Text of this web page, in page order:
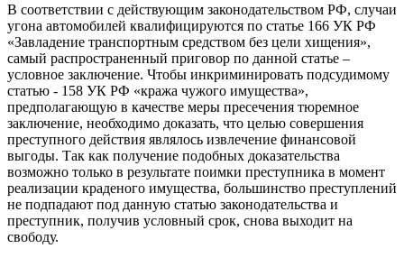
В соответствии с действующим законодательством РФ, случаи
угона автомобилей квалифицируются по статье 166 УК РФ
«Завладение транспортным средством без цели хищения»,
самый распространенный приговор по данной статье –
условное заключение. Чтобы инкриминировать подсудимому
статью - 158 УК РФ «кража чужого имущества»,
предполагающую в качестве меры пресечения тюремное
заключение, необходимо доказать, что целью совершения
преступного действия являлось извлечение финансовой
выгоды. Так как получение подобных доказательства
возможно только в результате поимки преступника в момент
реализации краденого имущества, большинство преступлений
не подпадают под данную статью законодательства и
преступник, получив условный срок, снова выходит на
свободу.